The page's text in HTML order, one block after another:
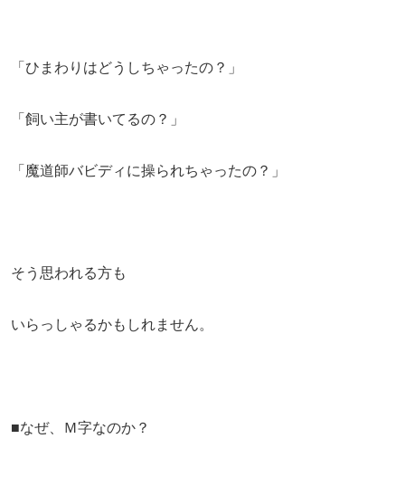
「ひまわりはどうしちゃったの？」
「飼い主が書いてるの？」
「魔道師バビディに操られちゃったの？」
そう思われる方も
いらっしゃるかもしれません。
■なぜ、Ｍ字なのか？